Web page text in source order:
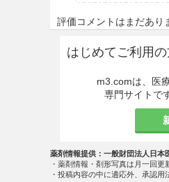
評価コメントはまだあり
はじめてご利用
m3.comは、医
専門サイトで
薬剤情報提供：一般財団法人日本
・薬剤情報・剤形写真は月一回
・投稿内容の中に適応外、承認